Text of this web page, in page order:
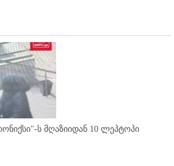
ს მღაზიიდან 10 ლეპტოპი